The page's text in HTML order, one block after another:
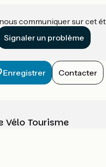
communiquer sur cet
Signaler un problème
Enregistrer Contacter
Vélo Tourisme